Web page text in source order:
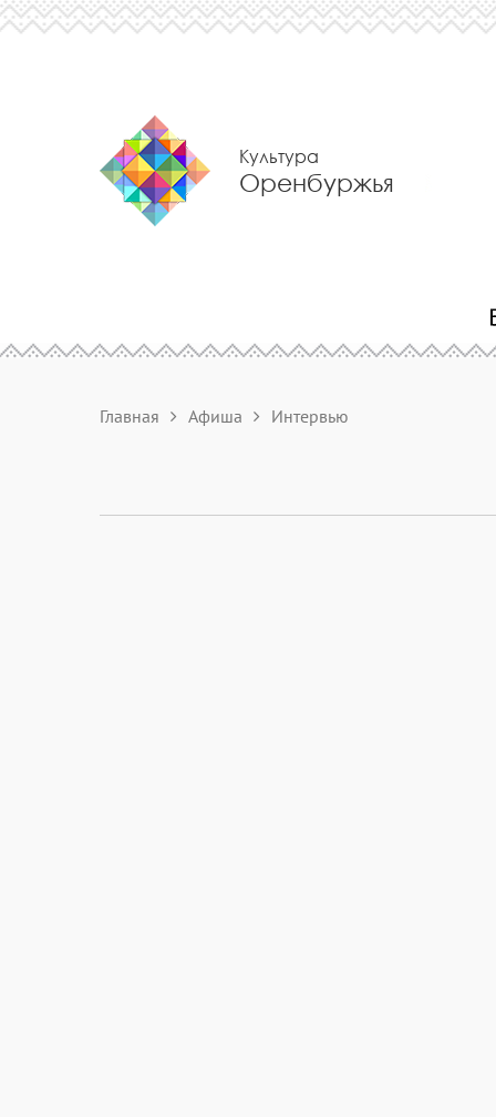
Культура
Оренбуржья
Главная Афиша Интервью